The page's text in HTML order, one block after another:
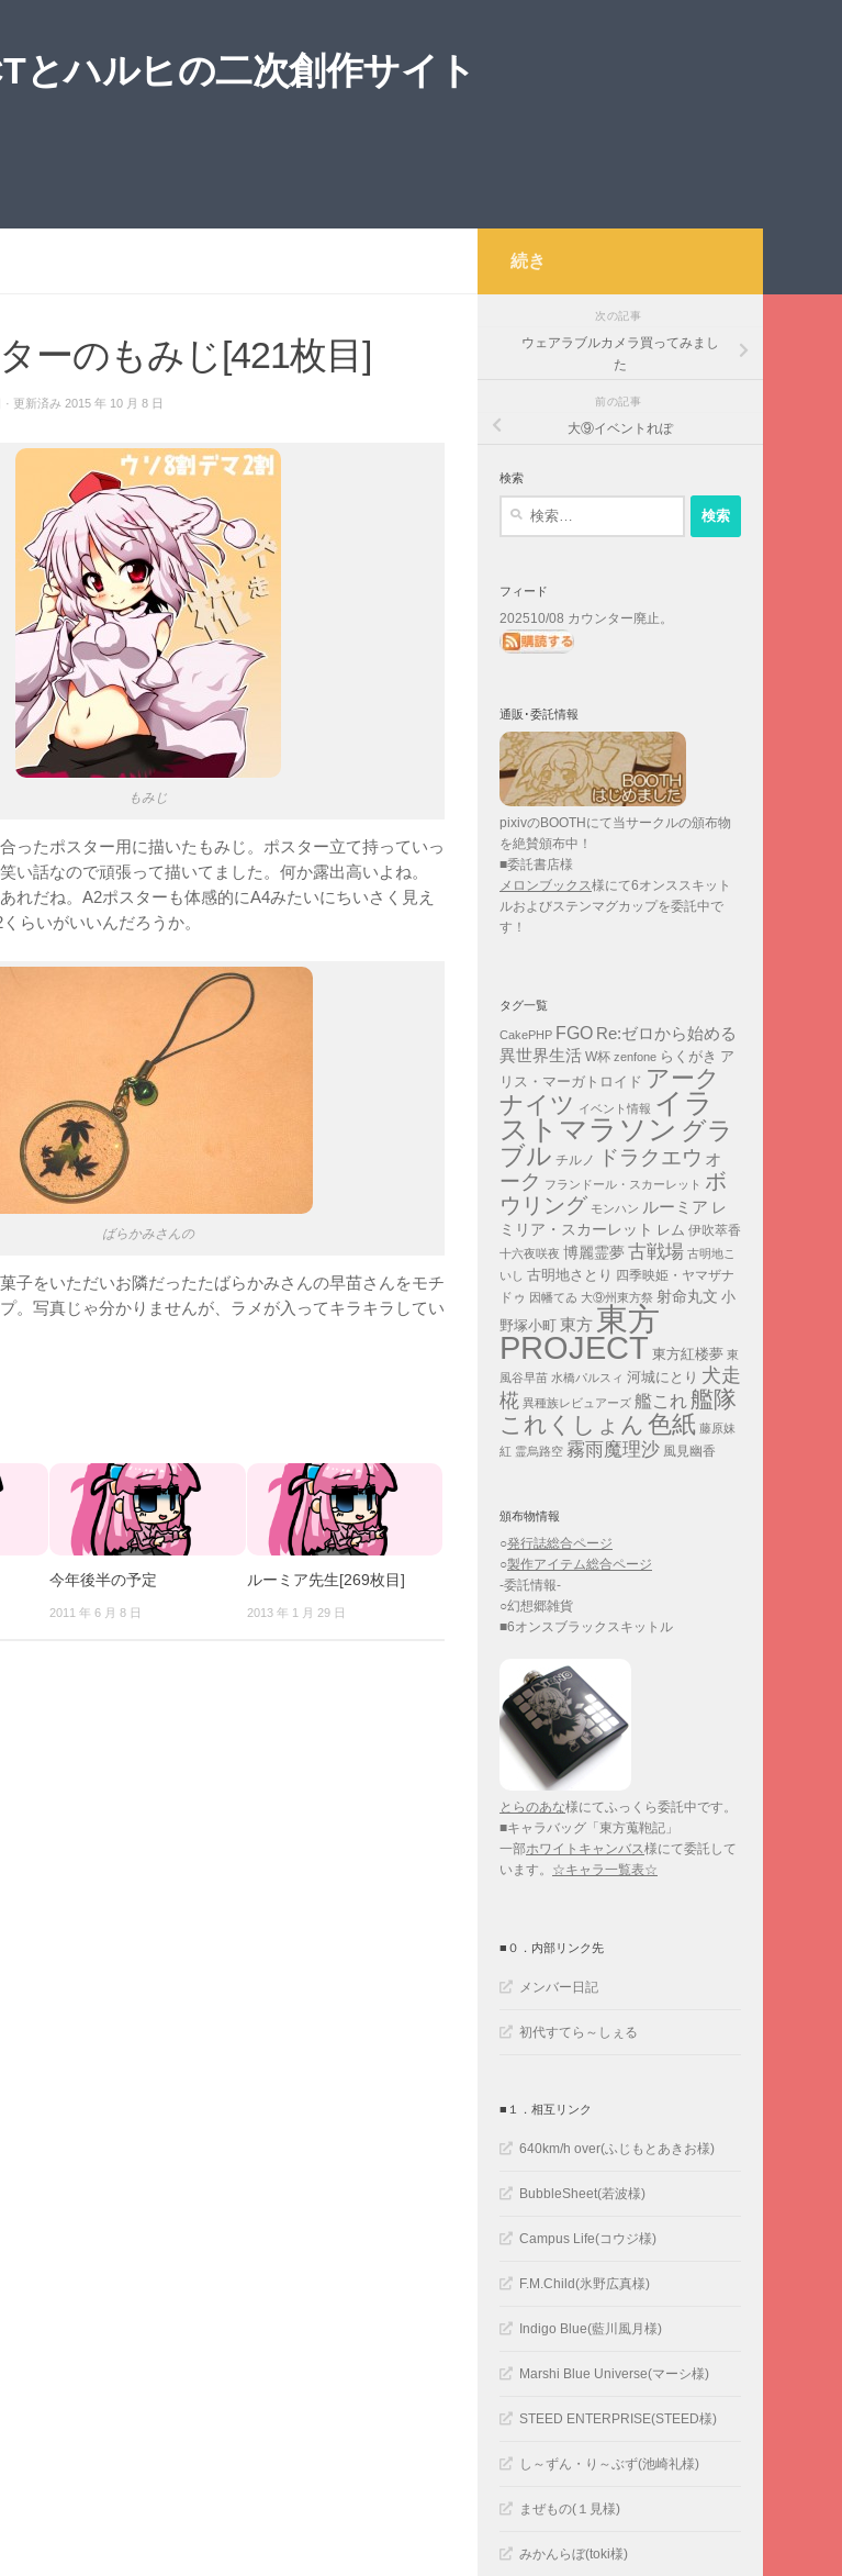
とハルヒの二次創作サイト
ーのもみじ[421枚目]
· 更新済み 2015 年 10 月 8 日
もみじ
ったポスター用に描いたもみじ。ポスター立て持っていっ
い話なので頑張って描いてました。何か露出高いよね。
れだね。A2ポスターも体感的にA4みたいにちいさく見え
らいがいいんだろうか。
ばらかみさんの
子をいただいお隣だったたばらかみさんの早苗さんをモチ
。写真じゃ分かりませんが、ラメが入ってキラキラしてい
今年後半の予定
2011 年 6 月 8 日
ルーミア先生[269枚目]
2013 年 1 月 29 日
続き
次の記事
ウェアラブルカメラ買ってみまし
た
前の記事
大⑨イベントれぽ
検索
フィード
202510/08 カウンター廃止。
通販･委託情報
pixivのBOOTHにて当サークルの頒布物
を絶賛頒布中！
■委託書店様
メロンブックス様にて6オンススキット
ルおよびステンマグカップを委託中で
す！
タグ一覧
CakePHP FGO Re:ゼロから始める
異世界生活 W杯 zenfone らくがき ア
リス・マーガトロイド アーク
ナイツ イベント情報 イラ
ストマラソン グラ
ブル チルノ
ドラクエウォ
ーク フランドール・スカーレット ボ
ウリング モンハン ルーミア レ
ミリア・スカーレット レム 伊吹萃香
十六夜咲夜 博麗霊夢 古戦場 古明地こ
いし 古明地さとり 四季映姫・ヤマザナ
ドゥ 因幡てゐ 大⑨州東方祭 射命丸文 小
野塚小町 東方 東方
PROJECT 東方紅楼夢 東
風谷早苗 水橋パルスィ 河城にとり 犬走
椛 異種族レビュアーズ 艦これ艦隊
これくしょん 色紙 藤原妹
紅 霊烏路空 霧雨魔理沙 風見幽香
頒布物情報
○発行誌総合ページ
○製作アイテム総合ページ
-委託情報-
○幻想郷雑貨
■6オンスブラックスキットル
とらのあな様にてふっくら委託中です。
■キャラバッグ「東方蒐鞄記」
一部ホワイトキャンバス様にて委託して
います。 ☆キャラ一覧表☆
■０．内部リンク先
メンバー日記
初代すてら～しぇる
■１．相互リンク
640km/h over(ふじもとあきお様)
BubbleSheet(若波様)
Campus Life(コウジ様)
F.M.Child(氷野広真様)
Indigo Blue(藍川風月様)
Marshi Blue Universe(マーシ様)
STEED ENTERPRISE(STEED様)
し～ずん・り～ぶず(池崎礼様)
まぜもの(１見様)
みかんらぼ(toki様)